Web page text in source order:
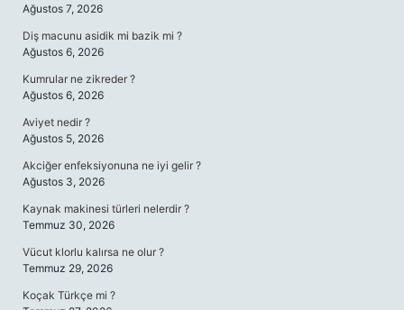
Ağustos 7, 2026
Diş macunu asidik mi bazik mi ?
Ağustos 6, 2026
Kumrular ne zikreder ?
Ağustos 6, 2026
Aviyet nedir ?
Ağustos 5, 2026
Akciğer enfeksiyonuna ne iyi gelir ?
Ağustos 3, 2026
Kaynak makinesi türleri nelerdir ?
Temmuz 30, 2026
Vücut klorlu kalırsa ne olur ?
Temmuz 29, 2026
Koçak Türkçe mi ?